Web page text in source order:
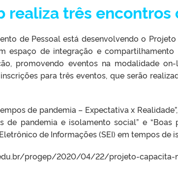
realiza três encontros
de Pessoal está desenvolvendo o Projeto
espaço de integração e compartilhamento
promovendo eventos na modalidade on-
para três eventos, que serão
de pandemia – Expectativa x Realidade”,
de pandemia e isolamento social” e “Boas
de Informações (SEI) em tempos de
progep/2020/04/22/projeto-capacita-